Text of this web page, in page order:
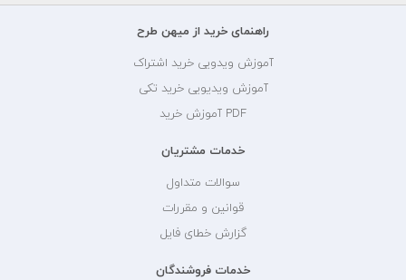
راهنمای خرید از میهن طرح
آموزش ویدویی خرید اشتراک
آموزش ویدیویی خرید تکی
PDF آموزش خرید
خدمات مشتریان
سوالات متداول
قوانین و مقررات
گزارش خطای فایل
خدمات فروشندگان